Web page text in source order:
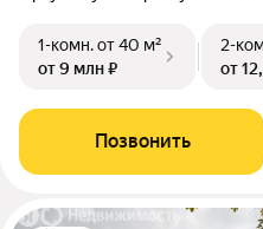
1-комн.от 40 м²
от 9 млн ₽
2-
от
Позвонить